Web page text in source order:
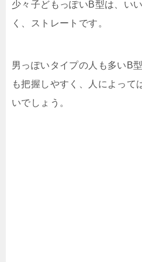
少々子どもっぽいB型は、い
く、ストレートです。
男っぽいタイプの人も多いB
も把握しやすく、人によって
いでしょう。